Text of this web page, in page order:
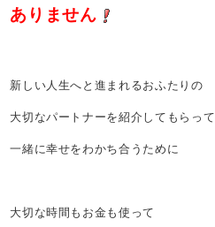
ありません
新しい人生へと進まれるおふたりの
大切なパートナーを紹介してもらって
一緒に幸せをわかち合うために
大切な時間もお金も使って